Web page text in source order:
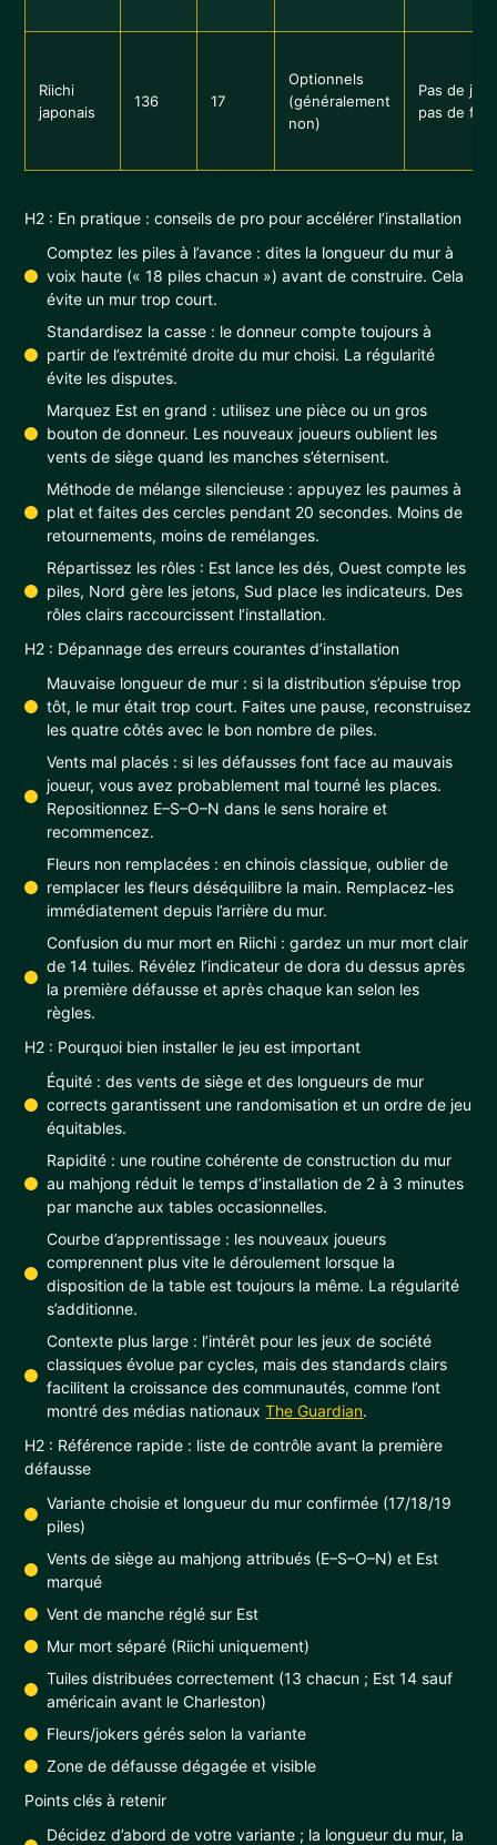
Riichi
japonais
136 17
Optionnels
(généralement
non)
Pas de
pas de
H2 : En pratique : conseils de pro pour accélérer l’installation
Comptez les piles à l’avance : dites la longueur du mur à
voix haute (« 18 piles chacun ») avant de construire. Cela
évite un mur trop court.
Standardisez la casse : le donneur compte toujours à
partir de l’extrémité droite du mur choisi. La régularité
évite les disputes.
Marquez Est en grand : utilisez une pièce ou un gros
bouton de donneur. Les nouveaux joueurs oublient les
vents de siège quand les manches s’éternisent.
Méthode de mélange silencieuse : appuyez les paumes à
plat et faites des cercles pendant 20 secondes. Moins de
retournements, moins de remélanges.
Répartissez les rôles : Est lance les dés, Ouest compte les
piles, Nord gère les jetons, Sud place les indicateurs. Des
rôles clairs raccourcissent l’installation.
H2 : Dépannage des erreurs courantes d’installation
Mauvaise longueur de mur : si la distribution s’épuise trop
tôt, le mur était trop court. Faites une pause, reconstruisez
les quatre côtés avec le bon nombre de piles.
Vents mal placés : si les défausses font face au mauvais
joueur, vous avez probablement mal tourné les places.
Repositionnez E–S–O–N dans le sens horaire et
recommencez.
Fleurs non remplacées : en chinois classique, oublier de
remplacer les fleurs déséquilibre la main. Remplacez-les
immédiatement depuis l’arrière du mur.
Confusion du mur mort en Riichi : gardez un mur mort clair
de 14 tuiles. Révélez l’indicateur de dora du dessus après
la première défausse et après chaque kan selon les
règles.
H2 : Pourquoi bien installer le jeu est important
Équité : des vents de siège et des longueurs de mur
corrects garantissent une randomisation et un ordre de jeu
équitables.
Rapidité : une routine cohérente de construction du mur
au mahjong réduit le temps d’installation de 2 à 3 minutes
par manche aux tables occasionnelles.
Courbe d’apprentissage : les nouveaux joueurs
comprennent plus vite le déroulement lorsque la
disposition de la table est toujours la même. La régularité
s’additionne.
Contexte plus large : l’intérêt pour les jeux de société
classiques évolue par cycles, mais des standards clairs
facilitent la croissance des communautés, comme l’ont
montré des médias nationauxThe Guardian.
H2 : Référence rapide : liste de contrôle avant la première
défausse
Variante choisie et longueur du mur confirmée (17/18/19
piles)
Vents de siège au mahjong attribués (E–S–O–N) et Est
marqué
Vent de manche réglé sur Est
Mur mort séparé (Riichi uniquement)
Tuiles distribuées correctement (13 chacun ; Est 14 sauf
américain avant le Charleston)
Fleurs/jokers gérés selon la variante
Zone de défausse dégagée et visible
Points clés à retenir
Décidez d’abord de votre variante ; la longueur du mur, la